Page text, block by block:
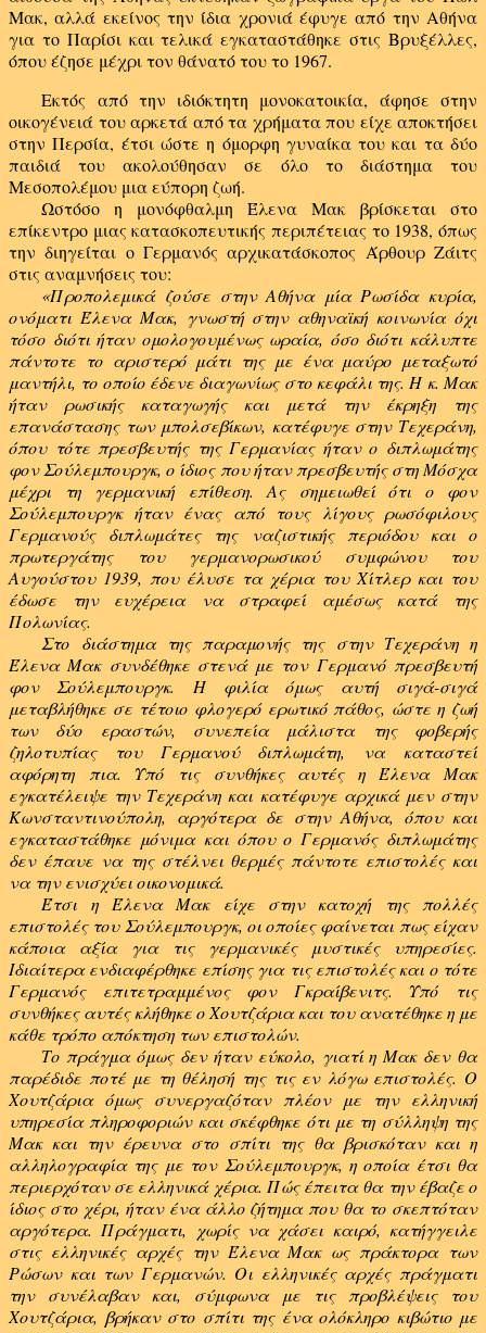
Μακ, αλλά εκείνος την ίδια χρονιά έφυγε από την Αθήνα
για το Παρίσι και τελικά εγκαταστάθηκε στις Βρυξέλλες,
όπου έζησε μέχρι τον θάνατό του το 1967.
Εκτός από την ιδιόκτητη μονοκατοικία, άφησε στην
οικογένειά του αρκετά από τα χρήματα που είχε αποκτήσει
στην Περσία, έτσι ώστε η όμορφη γυναίκα του και τα δύο
παιδιά του ακολούθησαν σε όλο το διάστημα του
Μεσοπολέμου μια εύπορη ζωή.
Ωστόσο η μονόφθαλμη Έλενα Μακ βρίσκεται στο
επίκεντρο μιας κατασκοπευτικής περιπέτειας το 1938, όπως
την διηγείται ο Γερμανός αρχικατάσκοπος Άρθουρ Ζάιτς
στις αναμνήσεις του:
«Προπολεμικά ζούσε στην Αθήνα μία Ρωσίδα κυρία,
ονόματι Έλενα Μακ, γνωστή στην αθηναϊκή κοινωνία όχι
τόσο διότι ήταν ομολογουμένως ωραία, όσο διότι κάλυπτε
πάντοτε το αριστερό μάτι της με ένα μαύρο μεταξωτό
μαντήλι, το οποίο έδενε διαγωνίως στο κεφάλι της. Η κ. Μακ
ήταν ρωσικής καταγωγής και μετά την έκρηξη της
επανάστασης των μπολσεβίκων, κατέφυγε στην Τεχεράνη,
όπου τότε πρεσβευτής της Γερμανίας ήταν ο διπλωμάτης
φον Σούλεμπουργκ, ο ίδιος που ήταν πρεσβευτής στη Μόσχα
μέχρι τη γερμανική επίθεση. Ας σημειωθεί ότι ο φον
Σούλεμπουργκ ήταν ένας από τους λίγους ρωσόφιλους
Γερμανούς διπλωμάτες της ναζιστικής περιόδου και ο
πρωτεργάτης του γερμανορωσικού συμφώνου του
Αυγούστου 1939, που έλυσε τα χέρια του Χίτλερ και του
έδωσε την ευχέρεια να στραφεί αμέσως κατά της
Πολωνίας.
Στο διάστημα της παραμονής της στην Τεχεράνη η
Έλενα Μακ συνδέθηκε στενά με τον Γερμανό πρεσβευτή
φον Σούλεμπουργκ. Η φιλία όμως αυτή σιγά-σιγά
μεταβλήθηκε σε τέτοιο φλογερό ερωτικό πάθος, ώστε η ζωή
των δύο εραστών, συνεπεία μάλιστα της φοβερής
ζηλοτυπίας του Γερμανού διπλωμάτη, να καταστεί
αφόρητη πια. Υπό τις συνθήκες αυτές η Έλενα Μακ
εγκατέλειψε την Τεχεράνη και κατέφυγε αρχικά μεν στην
Κωνσταντινούπολη, αργότερα δε στην Αθήνα, όπου και
εγκαταστάθηκε μόνιμα και όπου ο Γερμανός διπλωμάτης
δεν έπαυε να της στέλνει θερμές πάντοτε επιστολές και
να την ενισχύει οικονομικά.
Έτσι η Έλενα Μακ είχε στην κατοχή της πολλές
επιστολές του Σούλεμπουργκ, οι οποίες φαίνεται πως είχαν
κάποια αξία για τις γερμανικές μυστικές υπηρεσίες.
Ιδιαίτερα ενδιαφέρθηκε επίσης για τις επιστολές και ο τότε
Γερμανός επιτετραμμένος φον Γκραίβενιτς. Υπό τις
συνθήκες αυτές κλήθηκε ο Χουτζάρια και του ανατέθηκε η με
κάθε τρόπο απόκτηση των επιστολών.
Το πράγμα όμως δεν ήταν εύκολο, γιατί η Μακ δεν θα
παρέδιδε ποτέ με τη θέλησή της τις εν λόγω επιστολές. Ο
Χουτζάρια όμως συνεργαζόταν πλέον με την ελληνική
υπηρεσία πληροφοριών και σκέφθηκε ότι με τη σύλληψη της
Μακ και την έρευνα στο σπίτι της θα βρισκόταν και η
αλληλογραφία της με τον Σούλεμπουργκ, η οποία έτσι θα
περιερχόταν σε ελληνικά χέρια. Πώς έπειτα θα την έβαζε ο
ίδιος στο χέρι, ήταν ένα άλλο ζήτημα που θα το σκεπτόταν
αργότερα. Πράγματι, χωρίς να χάσει καιρό, κατήγγειλε
στις ελληνικές αρχές την Έλενα Μακ ως πράκτορα των
Ρώσων και των Γερμανών. Οι ελληνικές αρχές πράγματι
την συνέλαβαν και, σύμφωνα με τις προβλέψεις του
Χουτζάρια, βρήκαν στο σπίτι της ένα ολόκληρο κιβώτιο με